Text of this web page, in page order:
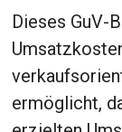
Dieses GuV-
ermöglicht,